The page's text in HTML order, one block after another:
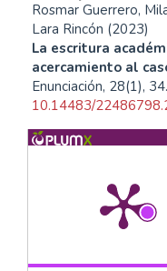
Rosmar Guerrero,
Lara Rincón (2023)
La escritura
acercamiento al
Enunciación, 28(1), 34.
10.14483/